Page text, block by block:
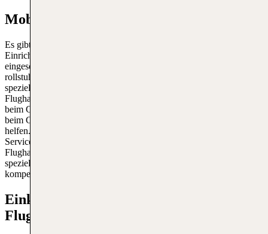
Mobilitätsservice am Budapest Airport
Es gibt am Ferenc International Airport spezielle Dienste und
Einrichtungen, die auf die Bedürfnisse von Personen mit
eingeschränkter Mobilität zugeschnitten sind. Dazu gehören
rollstuhlgerechte Eingänge und Aufzüge, zugängliche Toiletten und
spezielle Parkmöglichkeiten in der Nähe der Terminals. Der
Flughafen bietet auch spezielle Hilfsdienste an, die den Fluggästen
beim Check-in, beim Ein- und Aussteigen aus den Flugzeugen,
beim Gepäcktransport und bei der Orientierung auf dem Flughafen
helfen. Fluggäste, die besondere Hilfe benötigen, können diesen
Service im Voraus bei ihrer Fluggesellschaft oder direkt beim
Flughafen buchen. Darüber hinaus ist das Flughafenpersonal
speziell geschult, um Menschen mit unterschiedlichen Bedürfnissen
kompetent zu helfen.
Einkaufen am Budapest Liszt-Ferenc-
Flughafen